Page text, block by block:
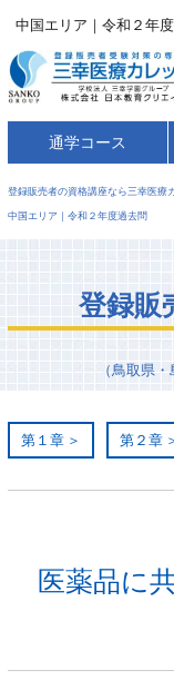
中国エリア｜令和２年
通学コース
登録販売者の資格講座なら三幸医療
中国エリア｜令和２年度過去問
登録販
（鳥取県
第１章 第２章
医薬品に